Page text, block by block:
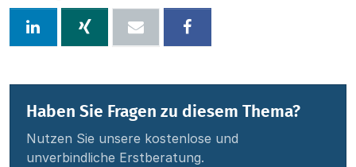
Haben Sie Fragen zu diesem Thema?
Nutzen Sie unsere kostenlose und
unverbindliche Erstberatung.